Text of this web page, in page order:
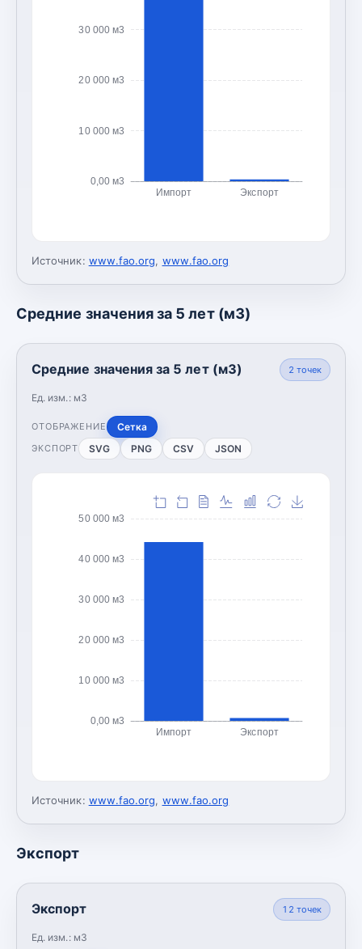
0,00 м3
10 000 м3
20 000 м3
30 000 м3
Импорт Экспорт
Источник: www.fao.org, www.fao.org
Средние значения за 5 лет (м3)
Средние значения за 5 лет (м3)
Ед. изм.: м3
2 точек
ОТОБРАЖЕНИЕ Сетка
ЭКСПОРТ SVG PNG CSV JSON
0,00 м3
10 000 м3
20 000 м3
30 000 м3
40 000 м3
50 000 м3
Импорт Экспорт
Источник: www.fao.org, www.fao.org
Экспорт
Экспорт
Ед. изм.: м3
12 точек